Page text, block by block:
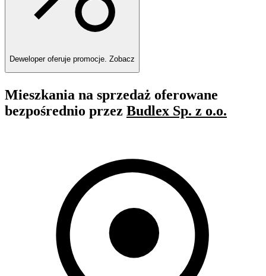
Deweloper oferuje promocje. Zobacz
Mieszkania na sprzedaż oferowane
bezpośrednio przez Budlex Sp. z o.o.